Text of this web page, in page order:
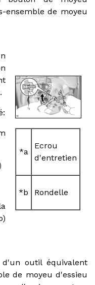
ensemble de moyeu
*a
Ecrou
d'entretien
*b Rondelle
outil équivalent
de moyeu d'essieu